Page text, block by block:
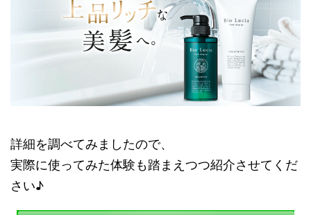
詳細を調べてみましたので、
実際に使ってみた体験も踏まえつつ紹介させてくだ
さい♪